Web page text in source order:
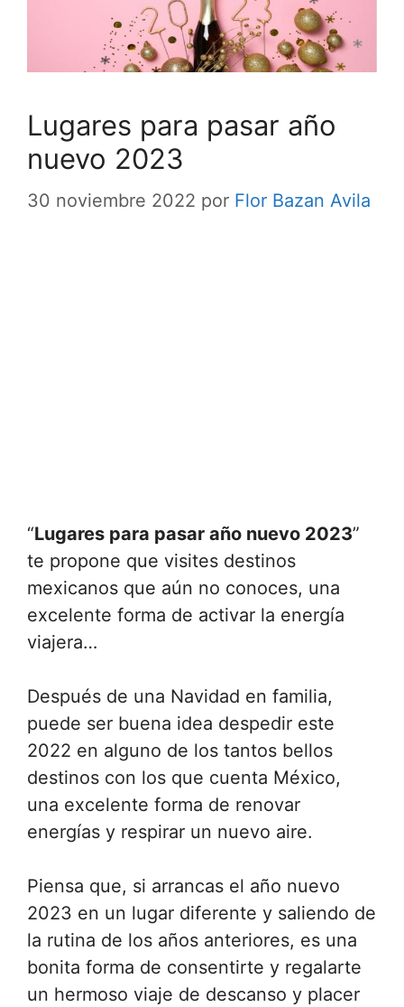
Lugares para pasar año
nuevo 2023
30 noviembre 2022 por Flor Bazan Avila
“Lugares para pasar año nuevo 2023”
te propone que visites destinos
mexicanos que aún no conoces, una
excelente forma de activar la energía
viajera…
Después de una Navidad en familia,
puede ser buena idea despedir este
2022 en alguno de los tantos bellos
destinos con los que cuenta México,
una excelente forma de renovar
energías y respirar un nuevo aire.
Piensa que, si arrancas el año nuevo
2023 en un lugar diferente y saliendo de
la rutina de los años anteriores, es una
bonita forma de consentirte y regalarte
un hermoso viaje de descanso y placer